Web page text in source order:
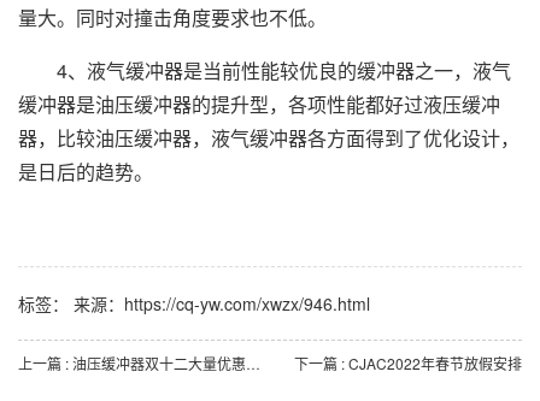
量大。同时对撞击角度要求也不低。
4、液气缓冲器是当前性能较优良的缓冲器之一，液气
缓冲器是油压缓冲器的提升型，各项性能都好过液压缓冲
器，比较油压缓冲器，液气缓冲器各方面得到了优化设计，
是日后的趋势。
标签： 来源：https://cq-yw.com/xwzx/946.html
上一篇 : 油压缓冲器双十二大量优惠活动 下一篇 : CJAC2022年春节放假安排